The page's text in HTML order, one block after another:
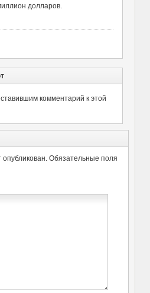
долларов.
комментарий к этой
Обязательные поля